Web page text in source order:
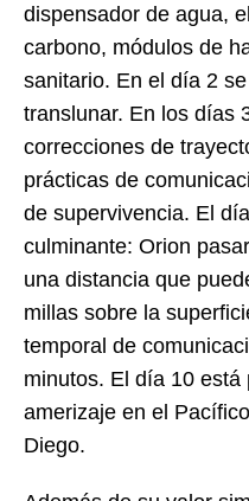
dispensador de agua,
carbono, módulos de
sanitario. En el día 2
translunar. En los días
correcciones de
prácticas de
de supervivencia. El
culminante: Orion
una distancia que
millas sobre la
temporal de
minutos. El día 10
amerizaje en el
Diego.